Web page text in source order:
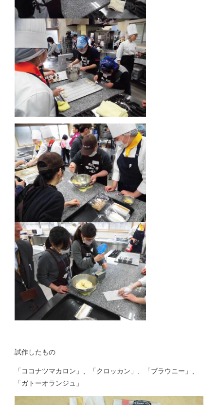
試作したもの
「ココナツマカロン」、「クロッカン」、「ブラウニー」、
「ガトーオランジュ」